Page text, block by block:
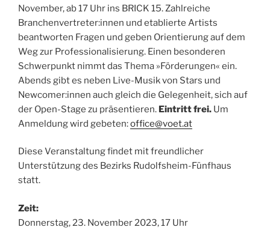
November, ab 17 Uhr ins BRICK 15. Zahlreiche
Branchenvertreter:innen und etablierte Artists
beantworten Fragen und geben Orientierung auf dem
Weg zur Professionalisierung. Einen besonderen
Schwerpunkt nimmt das Thema »Förderungen« ein.
Abends gibt es neben Live-Musik von Stars und
Newcomer:innen auch gleich die Gelegenheit, sich auf
der Open-Stage zu präsentieren. Eintritt frei. Um
Anmeldung wird gebeten:office@voet.at
Diese Veranstaltung findet mit freundlicher
Unterstützung des Bezirks Rudolfsheim-Fünfhaus
statt.
Zeit:
Donnerstag, 23. November 2023, 17 Uhr